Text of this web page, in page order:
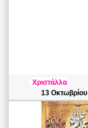
Χριστάλλα
13 Οκτωβρίου